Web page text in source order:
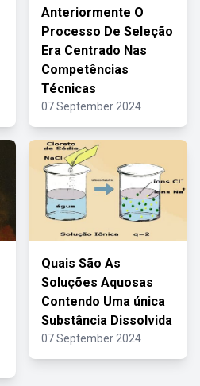
Anteriormente O
Processo De Seleção
Era Centrado Nas
Competências
Técnicas
07 September 2024
Quais São As
Soluções Aquosas
Contendo Uma única
Substância Dissolvida
07 September 2024